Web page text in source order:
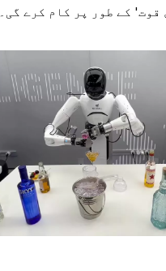
قوت' کے طور پر کام کرے گی۔